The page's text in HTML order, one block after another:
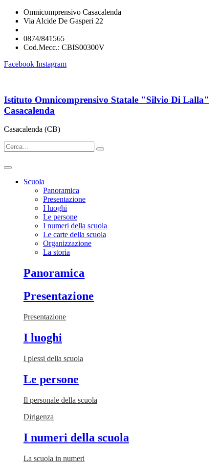
Omnicomprensivo Casacalenda
Via Alcide De Gasperi 22
0874/841565
Cod.Mecc.: CBIS00300V
Facebook Instagram
Istituto Omnicomprensivo Statale "Silvio Di Lalla"
Casacalenda
Casacalenda (CB)
Scuola
Panoramica
Presentazione
I luoghi
Le persone
I numeri della scuola
Le carte della scuola
Organizzazione
La storia
Panoramica
Presentazione
Presentazione
I luoghi
I plessi della scuola
Le persone
Il personale della scuola
Dirigenza
I numeri della scuola
La scuola in numeri